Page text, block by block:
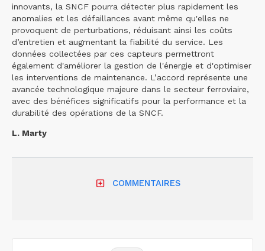
innovants, la SNCF pourra détecter plus rapidement les
anomalies et les défaillances avant même qu'elles ne
provoquent de perturbations, réduisant ainsi les coûts
d’entretien et augmentant la fiabilité du service. Les
données collectées par ces capteurs permettront
également d'améliorer la gestion de l'énergie et d'optimiser
les interventions de maintenance. L’accord représente une
avancée technologique majeure dans le secteur ferroviaire,
avec des bénéfices significatifs pour la performance et la
durabilité des opérations de la SNCF.
L. Marty
COMMENTAIRES